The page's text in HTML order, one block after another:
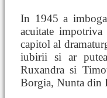
In 1945 a
acuitate
capitol al
iubirii si ar putea
Ruxandra si
Borgia, Nunta din